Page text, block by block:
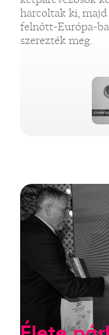
harcoltak ki,
felnőtt-Európa-
szerezték meg.